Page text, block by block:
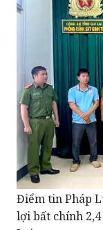
Điểm tin Pháp
lợi bất chính
Lai
Nghe